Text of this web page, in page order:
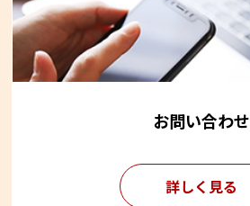
お問い合わせ
詳しく見る